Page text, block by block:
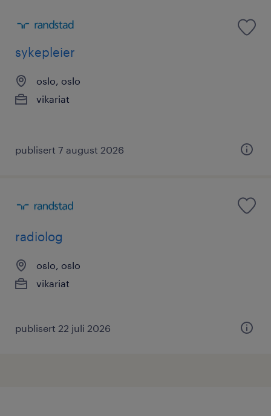
sykepleier
oslo, oslo
vikariat
publisert 7 august 2026
radiolog
oslo, oslo
vikariat
publisert 22 juli 2026